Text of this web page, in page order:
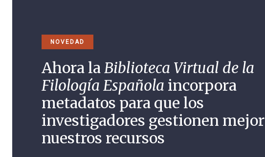
NOVEDAD
Ahora laBiblioteca Virtual de la
Filología Española incorpora
metadatos para que los
investigadores gestionen mejor
nuestros recursos